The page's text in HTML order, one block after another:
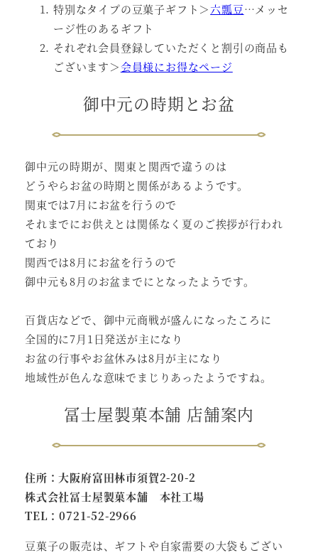
特別なタイプの豆菓子ギフト＞六瓢豆…メッセ
ージ性のあるギフト
それぞれ会員登録していただくと割引の商品も
ございます＞会員様にお得なページ
御中元の時期とお盆
御中元の時期が、関東と関西で違うのは
どうやらお盆の時期と関係があるようです。
関東では7月にお盆を行うので
それまでにお供えとは関係なく夏のご挨拶が行われ
ており
関西では8月にお盆を行うので
御中元も8月のお盆までにとなったようです。
百貨店などで、御中元商戦が盛んになったころに
全国的に7月1日発送が主になり
お盆の行事やお盆休みは8月が主になり
地域性が色んな意味でまじりあったようですね。
冨士屋製菓本舗 店舗案内
住所：大阪府富田林市須賀2-20-2
株式会社冨士屋製菓本舗 本社工場
TEL：0721-52-2966
豆菓子の販売は、ギフトや自家需要の大袋もござい